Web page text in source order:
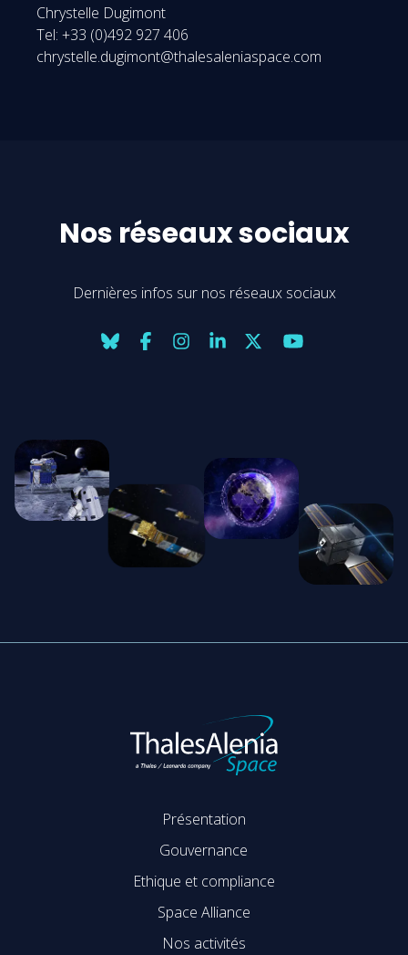
Chrystelle Dugimont
Tel: +33 (0)492 927 406
chrystelle.dugimont@thalesaleniaspace.com
Nos réseaux sociaux
Dernières infos sur nos réseaux sociaux
Présentation
Gouvernance
Ethique et compliance
Space Alliance
Nos activités